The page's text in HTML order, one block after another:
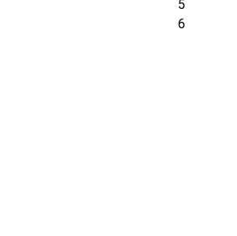
5
6